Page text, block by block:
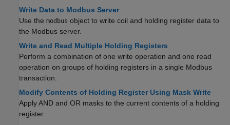
Write Data to Modbus Server
Use the modbus object to write coil and holding register data to
the Modbus server.
Write and Read Multiple Holding Registers
Perform a combination of one write operation and one read
operation on groups of holding registers in a single Modbus
transaction.
Modify Contents of Holding Register Using Mask Write
Apply AND and OR masks to the current contents of a holding
register.